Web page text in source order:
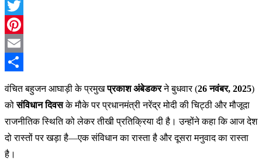
Telegram
Twitter
Pinterest
Email
वंचित बहुजन आघाड़ी के प्रमुखप्रकाश अंबेडकरने बुधवार (26 नवंबर, 2025)
कोसंविधान दिवसके मौके पर प्रधानमंत्री नरेंद्र मोदी की चिट्ठी और मौजूदा
राजनीतिक स्थिति को लेकर तीखी प्रतिक्रिया दी है। उन्होंने कहा कि आज देश
दो रास्तों पर खड़ा है—एक संविधान का रास्ता है और दूसरा मनुवाद का रास्ता
है।